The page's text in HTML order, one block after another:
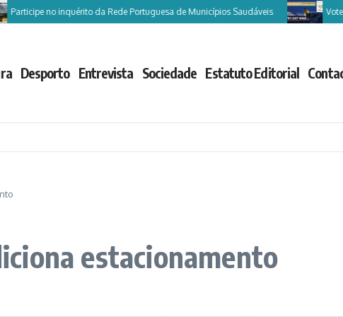
no inquérito da Rede Portuguesa de Municípios Saudáveis Vote
Desporto Entrevista Sociedade Estatuto Editorial
estacionamento